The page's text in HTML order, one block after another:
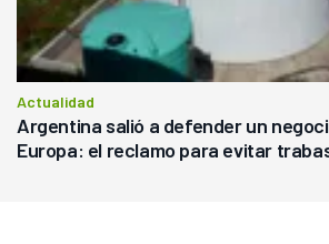
Actualidad
Argentina salió a defender un
Europa: el reclamo para evitar